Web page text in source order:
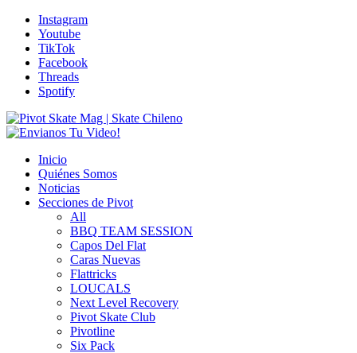
Instagram
Youtube
TikTok
Facebook
Threads
Spotify
Inicio
Quiénes Somos
Noticias
Secciones de Pivot
All
BBQ TEAM SESSION
Capos Del Flat
Caras Nuevas
Flattricks
LOUCALS
Next Level Recovery
Pivot Skate Club
Pivotline
Six Pack